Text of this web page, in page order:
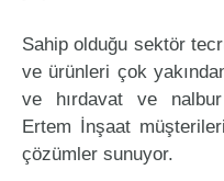
Sahip olduğu sektör
ve ürünleri çok
ve hırdavat ve
Ertem İnşaat
çözümler sunuyor.